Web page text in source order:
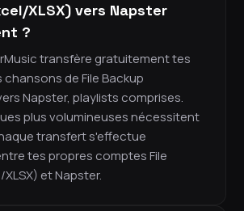
XLSX) vers Napster
?
transfère gratuitement tes
de File Backup
Napster, playlists comprises.
plus volumineuses nécessitent
transfert s'effectue
tes propres comptes File
et Napster.